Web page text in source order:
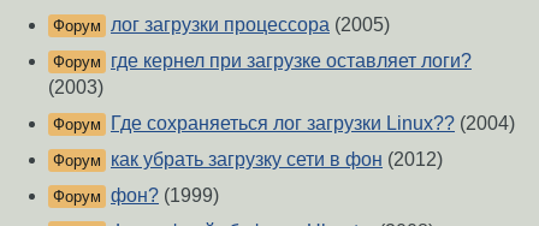
Форум лог загрузки процессора (2005)
Форум
где кернел при загрузке оставляет логи?
(2003)
Форум Где сохраняеться лог загрузки Linux?? (2004)
Форум как убрать загрузку сети в фон (2012)
Форум фон? (1999)